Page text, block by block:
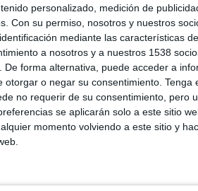
personalizado, medición de
Con su permiso, nosotros y nuestros
mediante las características
a nosotros y a nuestros 1538
De forma alternativa, puede acceder a
otorgar o negar su consentimiento. Tenga
no requerir de su consentimiento, pero
se aplicarán solo a este sitio
momento volviendo a este sitio y